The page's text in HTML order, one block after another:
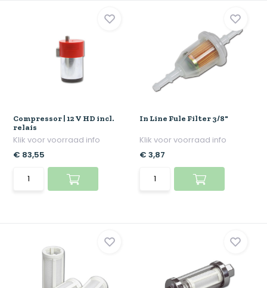
Compressor | 12 V HD incl.
relais
Klik voor voorraad info
€ 83,55
In Line Fule Filter 3/8"
Klik voor voorraad info
€ 3,87